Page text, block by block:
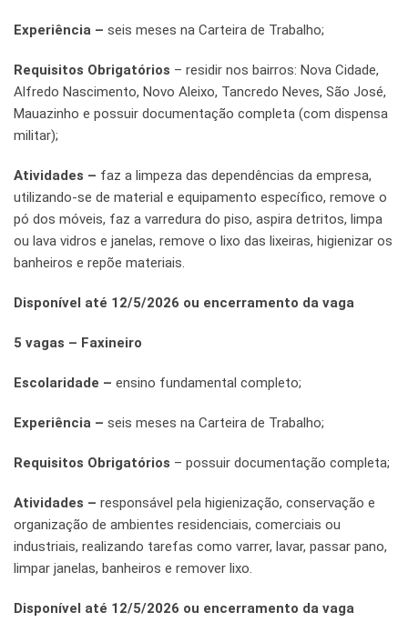
Experiência – seis meses na Carteira de Trabalho;
Requisitos Obrigatórios – residir nos bairros: Nova Cidade,
Alfredo Nascimento, Novo Aleixo, Tancredo Neves, São José,
Mauazinho e possuir documentação completa (com dispensa
militar);
Atividades – faz a limpeza das dependências da empresa,
utilizando-se de material e equipamento específico, remove o
pó dos móveis, faz a varredura do piso, aspira detritos, limpa
ou lava vidros e janelas, remove o lixo das lixeiras, higienizar os
banheiros e repõe materiais.
Disponível até 12/5/2026 ou encerramento da vaga
5 vagas – Faxineiro
Escolaridade – ensino fundamental completo;
Experiência – seis meses na Carteira de Trabalho;
Requisitos Obrigatórios – possuir documentação completa;
Atividades – responsável pela higienização, conservação e
organização de ambientes residenciais, comerciais ou
industriais, realizando tarefas como varrer, lavar, passar pano,
limpar janelas, banheiros e remover lixo.
Disponível até 12/5/2026 ou encerramento da vaga